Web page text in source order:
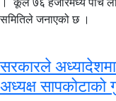
समितिले जनाएको छ ।
सरकारले
अध्यक्ष सापकोटाको